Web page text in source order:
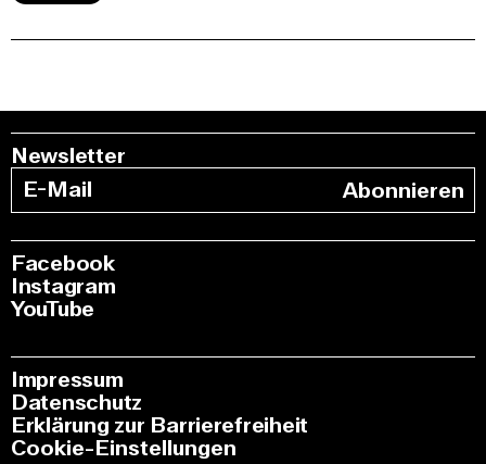
Newsletter
Abonnieren
Facebook
Instagram
YouTube
Impressum
Datenschutz
Erklärung zur Barrierefreiheit
Cookie-Einstellungen